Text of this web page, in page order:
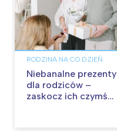
RODZINA NA CO DZIEŃ
Niebanalne prezenty
dla rodziców –
zaskocz ich czymś